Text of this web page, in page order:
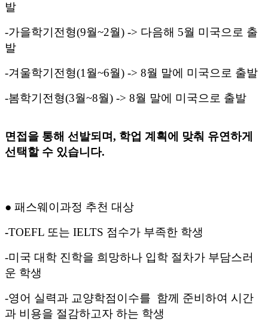
발
-가을학기전형(9월~2월) -> 다음해 5월 미국으로 출
발
-겨울학기전형(1 월~6월) -> 8월 말에 미국으로 출발
-봄학기전형(3월~8월) -> 8월 말에 미국으로 출발
면접을 통해 선발되며, 학업 계획에 맞춰 유연하게
선택할 수 있습니다.
● 패스웨이과정 추천 대상
-TOEFL 또는 IELTS 점수가 부족한 학생
-미국 대학 진학을 희망하나 입학 절차가 부담스러
운 학생
-영어 실력과 교양학점이수를 함께 준비하여 시간
과 비용을 절감하고자 하는 학생